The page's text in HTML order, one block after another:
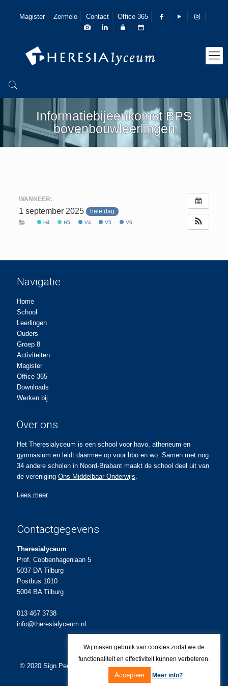
Magister Zermelo Contact Office 365
Informatiebijeenkomst BPS
bovenbouwleerlingen
WANNEER:
1 september 2025 hele dag
H4 H5 V4 V5 V6
Navigatie
Home
School
Leerlingen
Ouders
Groep 8
Activiteiten
Magister
Office 365
Downloads
Werken bij
Over ons
Het Theresialyceum is een school voor havo, atheneum en
gymnasium en leidt daarmee op voor hbo en wo. Samen met nog
34 andere scholen in Noord-Brabant maakt de school deel uit van
de vereniging Ons Middelbaar Onderwijs.
Lees meer
Contactgegevens
Theresialyceum
Prof. Cobbenhagenlaan 5
5037 DA Tilburg
Postbus 1010
5004 BA Tilburg
013 467 3738
info@theresialyceum.nl
© 2020 Sign People Ontwerp en realisatie voor Theresialyceum.
Wij maken gebruik van cookies zodat we de
functionaliteit en effectiviteit kunnen verbeteren.
Accepteer Meer info?